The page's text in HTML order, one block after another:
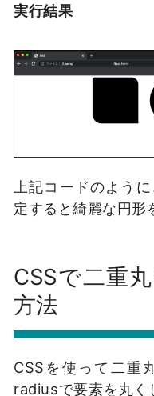
実行結果
上記コードのよう
定すると綺麗な円形
CSSで二重
方法
CSSを使って二重
radiusで要素を丸